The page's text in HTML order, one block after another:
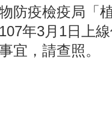
防疫檢疫局「
年3月1日上
宜，請查照。